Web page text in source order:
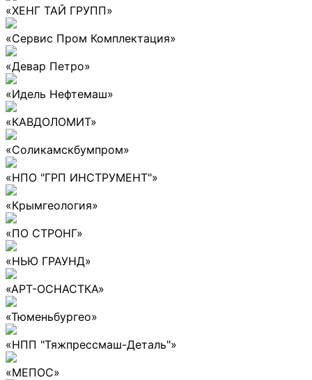
«ХЕНГ ТАЙ ГРУПП»
«Сервис Пром Комплектация»
«Девар Петро»
«Идель Нефтемаш»
«КАВДОЛОМИТ»
«Соликамскбумпром»
«НПО "ГРП ИНСТРУМЕНТ"»
«Крымгеология»
«ПО СТРОНГ»
«НЬЮ ГРАУНД»
«АРТ-ОСНАСТКА»
«Тюменьбургео»
«НПП "Тяжпрессмаш-Деталь"»
«МЕПОС»